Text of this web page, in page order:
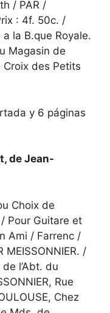
/ PAR /
: 4f. 50c. /
a la B.que Royale.
Magasin de
Croix des Petits
y 6 páginas
de Jean-
Choix de
Pour Guitare et
Ami / Farrenc /
MEISSONNIER. /
l’Abt. du
Rue
Chez